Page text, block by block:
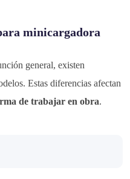
minicargadora
general, existen
Estas diferencias afectan
de trabajar en obra.